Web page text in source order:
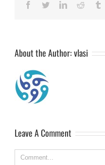
Facebook
TwitterLinkedinReddit
About the Author:vlasi
Leave A Comment
Comment